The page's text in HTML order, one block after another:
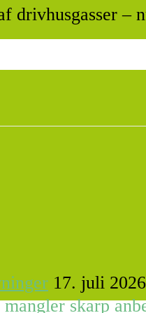
drivhusgasser –
17. juli 2026
skarp